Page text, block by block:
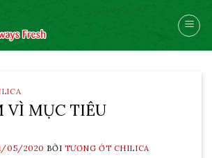
VÌ MỤC TIÊU
05/2020 BỞI TƯƠNG ỚT CHILICA